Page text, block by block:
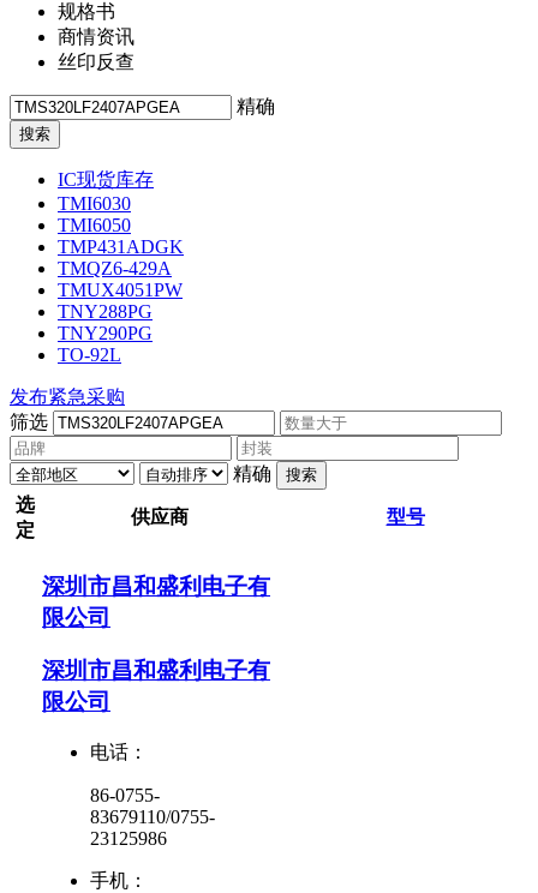
规格书
商情资讯
丝印反查
精确
IC现货库存
TMI6030
TMI6050
TMP431ADGK
TMQZ6-429A
TMUX4051PW
TNY288PG
TNY290PG
TO-92L
发布紧急采购
筛选
精确 搜索
选
定
供应商 型号
深圳市昌和盛利电子有
限公司
深圳市昌和盛利电子有
限公司
电话：
86-0755-
83679110/0755-
23125986
手机：